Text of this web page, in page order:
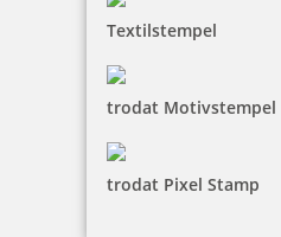
Textilstempel
trodat Motivstempel
trodat Pixel Stamp